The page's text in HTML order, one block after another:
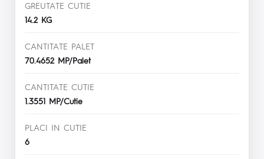
GREUTATE CUTIE
14.2 KG
CANTITATE PALET
70.4652 MP/Palet
CANTITATE CUTIE
1.3551 MP/Cutie
PLACI IN CUTIE
6